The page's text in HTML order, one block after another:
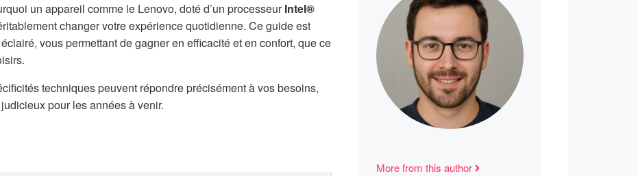
un appareil comme le Lenovo, doté d’un processeurIntel®
changer votre expérience quotidienne. Ce guide est
vous permettant de gagner en efficacité et en confort, que ce
techniques peuvent répondre précisément à vos besoins,
pour les années à venir.
More from this author